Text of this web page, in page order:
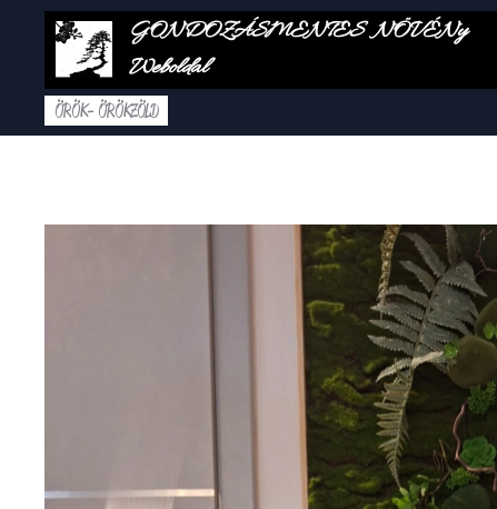
GONDOZÁSMENTES NÖVÉNy
Weboldal
ÖRÖK- ÖRÖKZÖLD